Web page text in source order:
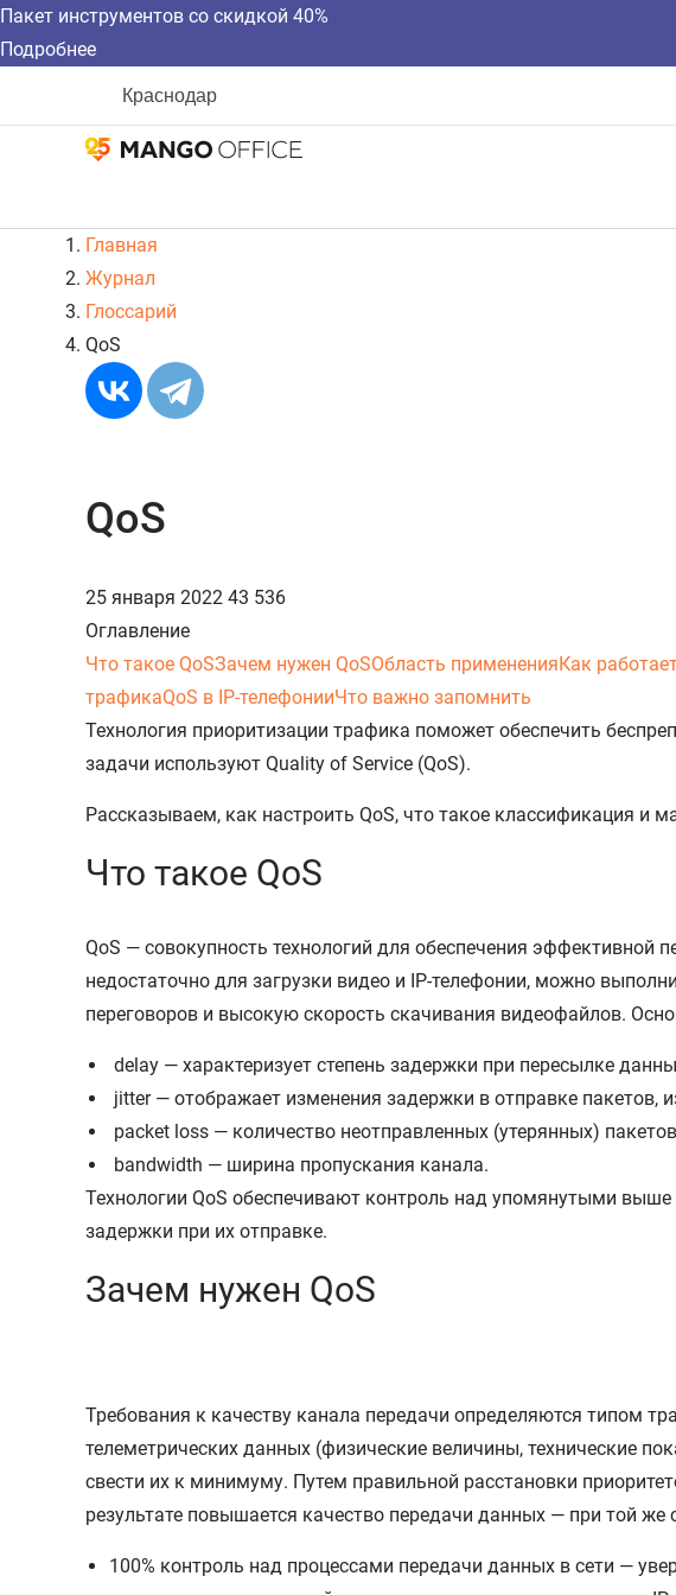
Пакет инструментов со скидкой 40%
Подробнее
Краснодар
Главная
Журнал
Глоссарий
QoS
QoS
25 января 2022 43 536
Оглавление
Что такое QoSЗачем нужен QoSОбласть примененияКак
трафикаQoS в IP-телефонииЧто важно запомнить
Технология приоритизации трафика поможет обеспечить
задачи используют Quality of Service (QoS).
Рассказываем, как настроить QoS, что такое классификация и
Что такое QoS
QoS — совокупность технологий для обеспечения эффективной
недостаточно для загрузки видео и IP-телефонии, можно
переговоров и высокую скорость скачивания видеофайлов.
delay — характеризует степень задержки при пересылке
jitter — отображает изменения задержки в отправке пакетов,
packet loss — количество неотправленных (утерянных)
bandwidth — ширина пропускания канала.
Технологии QoS обеспечивают контроль над упомянутыми
задержки при их отправке.
Зачем нужен QoS
Требования к качеству канала передачи определяются типом
телеметрических данных (физические величины, технические
свести их к минимуму. Путем правильной расстановки
результате повышается качество передачи данных — при той
100% контроль над процессами передачи данных в сети —